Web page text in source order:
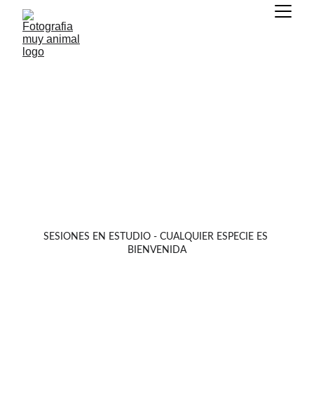
SESIONES EN ESTUDIO - CUALQUIER ESPECIE ES
BIENVENIDA